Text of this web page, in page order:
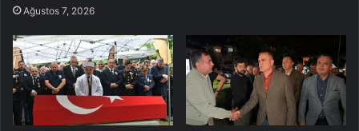
Ağustos 7, 2026